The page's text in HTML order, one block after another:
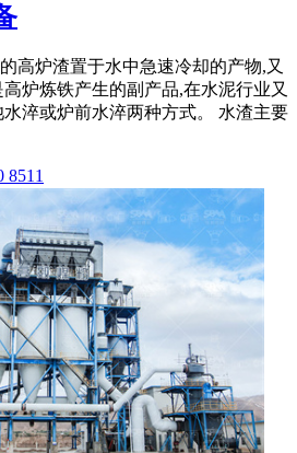
高炉渣置于水中急速冷却的产物,又
炉炼铁产生的副产品,在水泥行业又
淬或炉前水淬两种方式。 水渣主要
8511